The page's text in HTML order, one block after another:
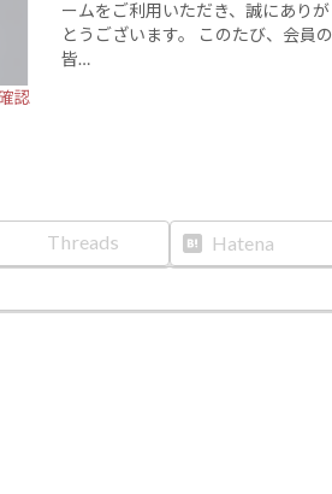
認
ームをご利用いただき、誠にありが
とうございます。 このたび、会員の
皆…
Threads Hatena